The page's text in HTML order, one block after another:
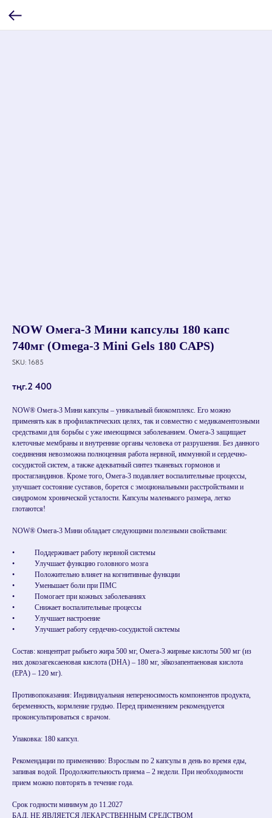
NOW Омега-3 Мини капсулы 180 капс
740мг (Omega-3 Mini Gels 180 CAPS)
SKU: 1685
тңг.2 400
NOW® Омега-3 Мини капсулы – уникальный биокомплекс. Его можно
применять как в профилактических целях, так и совместно с медикаментозными
средствами для борьбы с уже имеющимся заболеванием. Омега-3 защищает
клеточные мембраны и внутренние органы человека от разрушения. Без данного
соединения невозможна полноценная работа нервной, иммунной и сердечно-
сосудистой систем, а также адекватный синтез тканевых гормонов и
простагландинов. Кроме того, Омега-3 подавляет воспалительные процессы,
улучшает состояние суставов, борется с эмоциональными расстройствами и
синдромом хронической усталости. Капсулы маленького размера, легко
глотаются!
NOW® Омега-3 Мини обладает следующими полезными свойствами:
• Поддерживает работу нервной системы
• Улучшает функцию головного мозга
• Положительно влияет на когнитивные функции
• Уменьшает боли при ПМС
• Помогает при кожных заболеваниях
• Снижает воспалительные процессы
• Улучшает настроение
• Улучшает работу сердечно-сосудистой системы
Состав: концентрат рыбьего жира 500 мг, Омега-3 жирные кислоты 500 мг (из
них докозагексаеновая кислота (DHA) – 180 мг, эйкозапентаеновая кислота
(EPA) – 120 мг).
Противопоказания: Индивидуальная непереносимость компонентов продукта,
беременность, кормление грудью. Перед применением рекомендуется
проконсультироваться с врачом.
Упаковка: 180 капсул.
Рекомендации по применению: Взрослым по 2 капсулы в день во время еды,
запивая водой. Продолжительность приема – 2 недели. При необходимости
прием можно повторять в течение года.
Срок годности минимум до 11.2027
БАД. НЕ ЯВЛЯЕТСЯ ЛЕКАРСТВЕННЫМ СРЕДСТВОМ